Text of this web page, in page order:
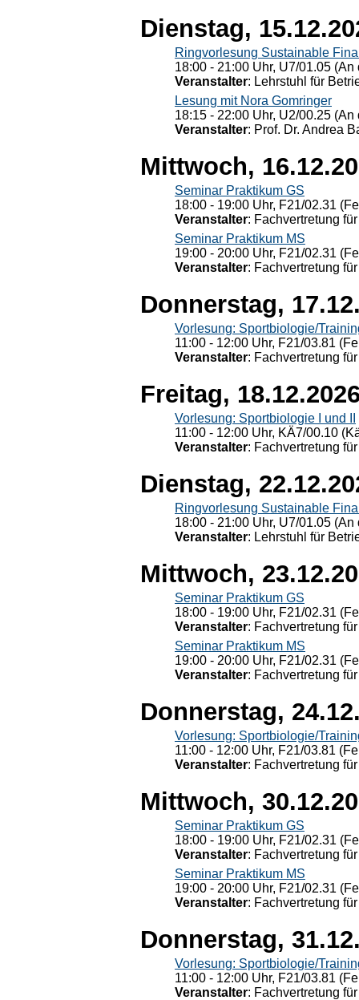
Dienstag,
Ringvorlesung Sustainable
18:00 - 21:00 Uhr, U7/01.05
Veranstalter: Lehrstuhl für
Lesung mit Nora Gomringer
18:15 - 22:00 Uhr, U2/00.25
Veranstalter: Prof. Dr. Andrea
Mittwoch,
Seminar Praktikum GS
18:00 - 19:00 Uhr, F21/02.31
Veranstalter: Fachvertretung
Seminar Praktikum MS
19:00 - 20:00 Uhr, F21/02.31
Veranstalter: Fachvertretung
Donnerstag,
Vorlesung: Sportbiologie/
11:00 - 12:00 Uhr, F21/03.81
Veranstalter: Fachvertretung
Freitag,
Vorlesung: Sportbiologie I und II
11:00 - 12:00 Uhr, KÄ7/00.10
Veranstalter: Fachvertretung
Dienstag,
Ringvorlesung Sustainable
18:00 - 21:00 Uhr, U7/01.05
Veranstalter: Lehrstuhl für
Mittwoch,
Seminar Praktikum GS
18:00 - 19:00 Uhr, F21/02.31
Veranstalter: Fachvertretung
Seminar Praktikum MS
19:00 - 20:00 Uhr, F21/02.31
Veranstalter: Fachvertretung
Donnerstag,
Vorlesung: Sportbiologie/
11:00 - 12:00 Uhr, F21/03.81
Veranstalter: Fachvertretung
Mittwoch,
Seminar Praktikum GS
18:00 - 19:00 Uhr, F21/02.31
Veranstalter: Fachvertretung
Seminar Praktikum MS
19:00 - 20:00 Uhr, F21/02.31
Veranstalter: Fachvertretung
Donnerstag,
Vorlesung: Sportbiologie/
11:00 - 12:00 Uhr, F21/03.81
Veranstalter: Fachvertretung